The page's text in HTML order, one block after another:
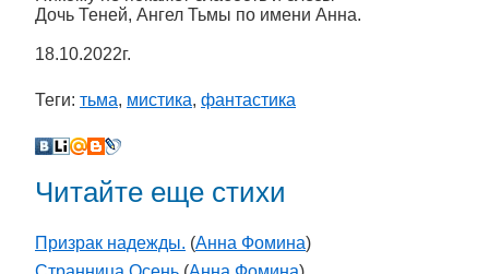
Дочь Теней, Ангел Тьмы по имени Анна.
18.10.2022г.
Теги: тьма, мистика, фантастика
Читайте еще стихи
Призрак надежды. (Анна Фомина)